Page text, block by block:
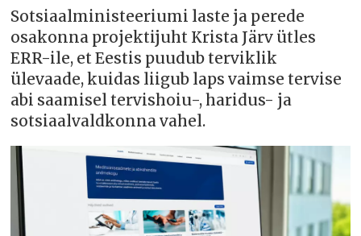
Sotsiaalministeeriumi laste ja perede
osakonna projektijuht Krista Järv ütles
ERR-ile, et Eestis puudub terviklik
ülevaade, kuidas liigub laps vaimse tervise
abi saamisel tervishoiu-, haridus- ja
sotsiaalvaldkonna vahel.